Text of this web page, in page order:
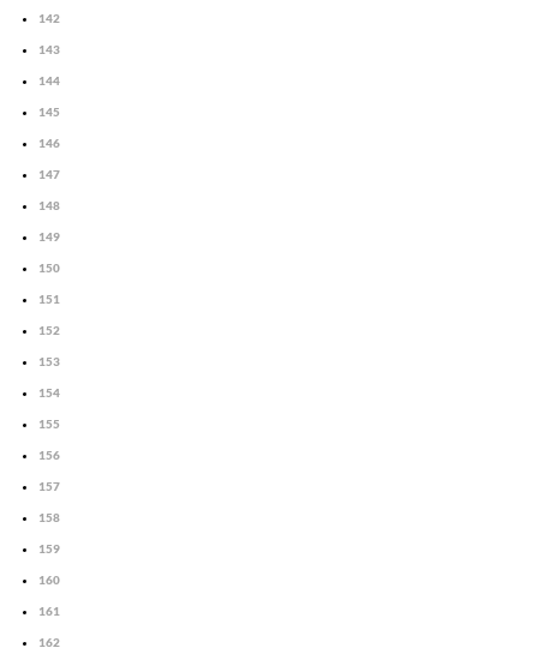
142
143
144
145
146
147
148
149
150
151
152
153
154
155
156
157
158
159
160
161
162